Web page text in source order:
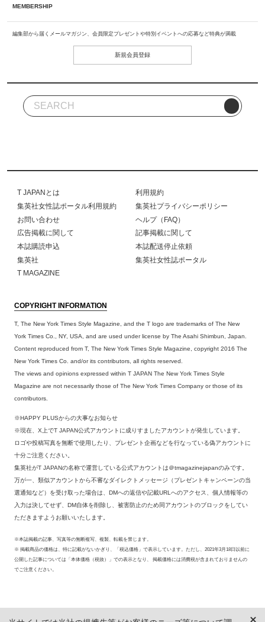
MEMBERSHIP
編集部から届くメールマガジン、会員限定プレゼントや特別イベントへの応募など特典が満載
新規会員登録
T JAPANとは
利用規約
集英社女性誌ポータル利用規約
集英社プライバシーポリシー
お問い合わせ
ヘルプ（FAQ）
広告掲載に関して
記事掲載に関して
本誌購読申込
本誌配送停止依頼
集英社
集英社女性誌ポータル
T MAGAZINE
COPYRIGHT INFORMATION
T, The New York Times Style Magazine, and the T logo are trademarks of The New
York Times Co., NY, USA, and are used under license by The Asahi Shimbun, Japan.
Content reproduced from T, The New York Times Style Magazine, copyright 2016 The
New York Times Co. and/or its contributors, all rights reserved.
The views and opinions expressed within T JAPAN The New York Times Style
Magazine are not necessarily those of The New York Times Company or those of its
contributors.
※HAPPY PLUSからの大事なお知らせ
※現在、X上でT JAPAN公式アカウントに成りすましたアカウントが発生しています。
ロゴや投稿写真を無断で使用したり、プレゼント企画などを行なっている偽アカウントに
十分ご注意ください。
集英社がT JAPANの名称で運営している公式アカウントは＠tmagazinejapanのみです。
万が一、類似アカウントから不審なダイレクトメッセージ（プレゼントキャンペーンの当
選通知など）を受け取った場合は、DMへの返信や記載URLへのアクセス、個人情報等の
入力は決してせず、DM自体を削除し、被害防止のため同アカウントのブロックをしてい
ただきますようお願いいたします。
※本誌掲載の記事、写真等の無断複写、複製、転載を禁じます。
※ 掲載商品の価格は、特に記載がないかぎり、「税込価格」で表示しています。ただし、2021年3月18日以前に
公開した記事については「本体価格（税抜）」での表示となり、 掲載価格には消費税が含まれておりませんの
でご注意ください。